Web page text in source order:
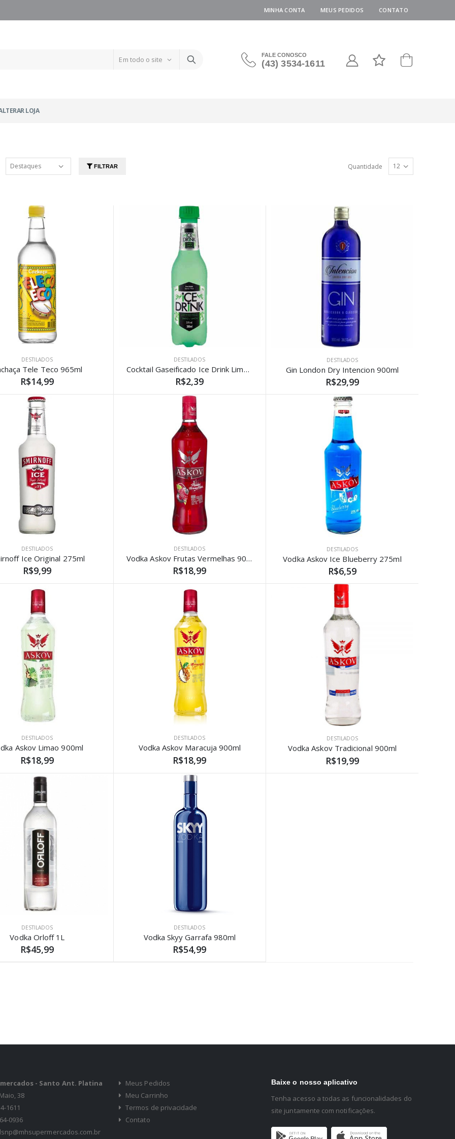
MINHA CONTA MEUS PEDIDOS CONTATO
FALE CONOSCO
(43) 3534-1611
LOJA
FILTRAR Quantidade
DESTILADOS
Tele Teco 965ml
R$14,99
DESTILADOS
Cocktail Gaseificado Ice Drink Limão 300ml
R$2,39
DESTILADOS
Gin London Dry Intencion 900ml
R$29,99
DESTILADOS
Ice Original 275ml
R$9,99
DESTILADOS
Vodka Askov Frutas Vermelhas 900ml
R$18,99
DESTILADOS
Vodka Askov Ice Blueberry 275ml
R$6,59
DESTILADOS
Askov Limao 900ml
R$18,99
DESTILADOS
Vodka Askov Maracuja 900ml
R$18,99
DESTILADOS
Vodka Askov Tradicional 900ml
R$19,99
DESTILADOS
Vodka Orloff 1L
R$45,99
DESTILADOS
Vodka Skyy Garrafa 980ml
R$54,99
- Santo Ant. Platina
38
1611
0936
Meus Pedidos
Meu Carrinho
Termos de privacidade
Contato
Baixe o nosso aplicativo
Tenha acesso a todas as funcionalidades do
site juntamente com notificações.